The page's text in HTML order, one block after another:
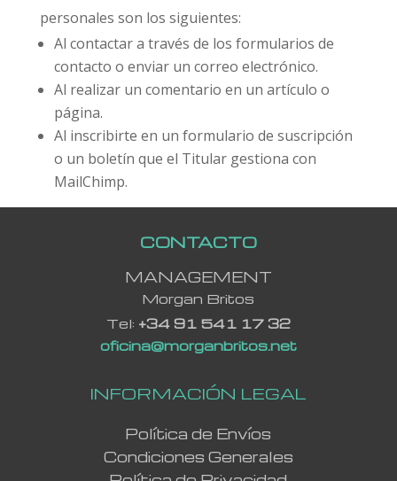
personales son los siguientes:
Al contactar a través de los formularios de
contacto o enviar un correo electrónico.
Al realizar un comentario en un artículo o
página.
Al inscribirte en un formulario de suscripción
o un boletín que el Titular gestiona con
MailChimp.
CONTACTO
MANAGEMENT
Morgan Britos
Tel: +34 91 541 17 32
oficina@morganbritos.net
INFORMACIÓN LEGAL
Política de Envíos
Condiciones Generales